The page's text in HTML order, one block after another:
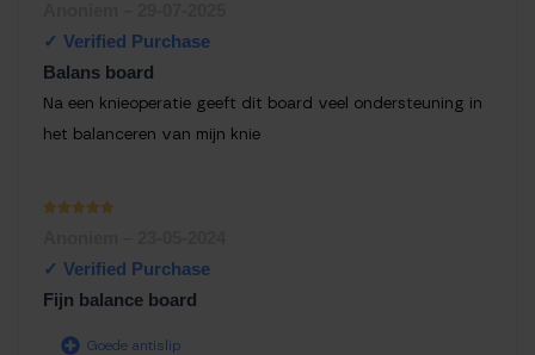
5
Balans board
Na een knieoperatie geeft dit board veel ondersteuning in
het balanceren van mijn knie
Fijn balance board
Goede antislip